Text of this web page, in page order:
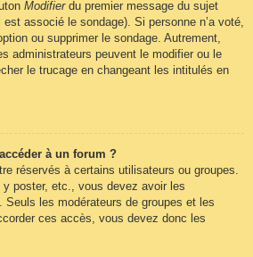
Modifierdu premier message du sujet
associé le sondage). Si personne n’a voté,
ou supprimer le sondage. Autrement,
administrateurs peuvent le modifier ou le
le trucage en changeant les intitulés en
à un forum ?
réservés à certains utilisateurs ou groupes.
poster, etc., vous devez avoir les
Seuls les modérateurs de groupes et les
ces accès, vous devez donc les